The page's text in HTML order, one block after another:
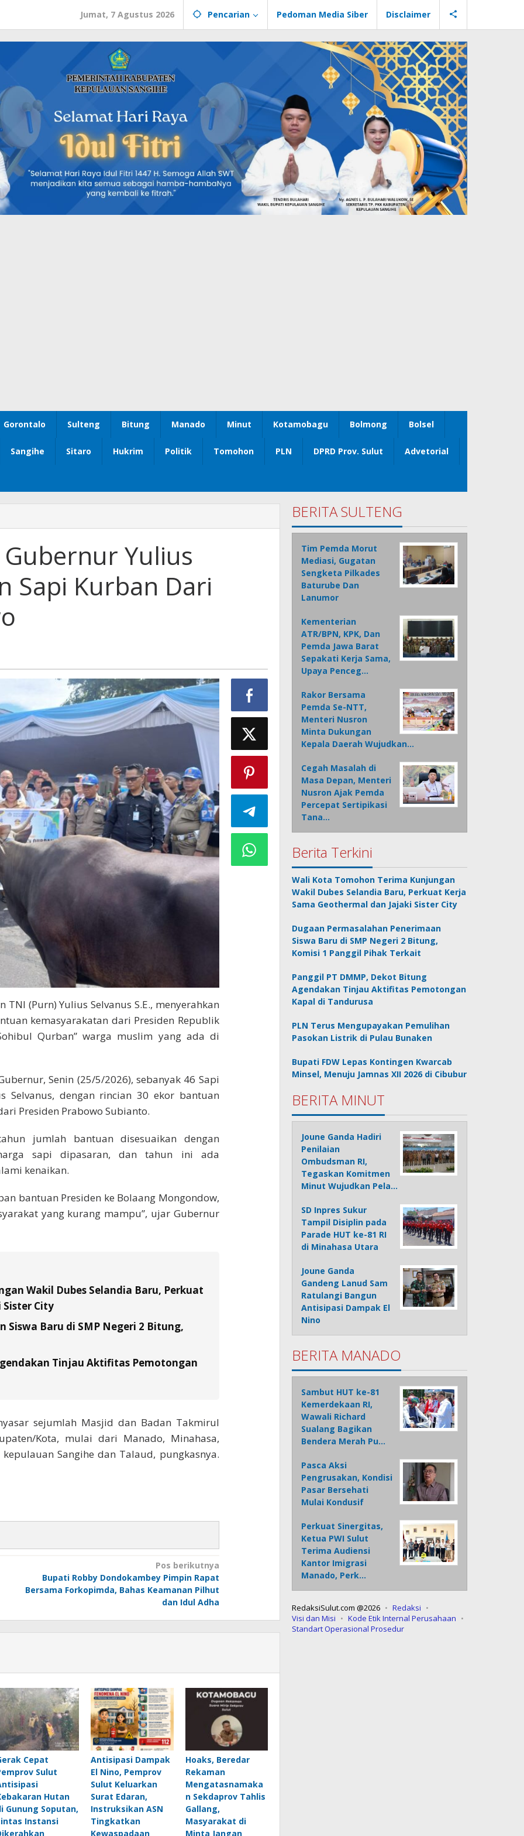
Jumat, 7 Agustus 2026 Pencarian Pedoman Media Siber Disclaimer
Gorontalo Sulteng Bitung Manado Minut Kotamobagu Bolmong Bolsel
Sangihe Sitaro Hukrim Politik Tomohon PLN DPRD Prov. Sulut Advetorial
Yulius
Sapi Kurban Dari
(Purn) Yulius Selvanus S.E., menyerahkan
kemasyarakatan dari Presiden Republik
Qurban” warga muslim yang ada di
Senin (25/5/2026), sebanyak 46 Sapi
Selvanus, dengan rincian 30 ekor bantuan
Presiden Prabowo Subianto.
jumlah bantuan disesuaikan dengan
sapi dipasaran, dan tahun ini ada
kenaikan.
bantuan Presiden ke Bolaang Mongondow,
yang kurang mampu”, ujar Gubernur
Wakil Dubes Selandia Baru, Perkuat
Sister City
Siswa Baru di SMP Negeri 2 Bitung,
Tinjau Aktifitas Pemotongan
sejumlah Masjid dan Badan Takmirul
Kota, mulai dari Manado, Minahasa,
Sangihe dan Talaud, pungkasnya.
Pos berikutnya
Bupati Robby Dondokambey Pimpin Rapat
Bersama Forkopimda, Bahas Keamanan Pilhut
dan Idul Adha
Cepat
Sulut
Hutan
Gunung Soputan,
Instansi
Antisipasi Dampak
El Nino, Pemprov
Sulut Keluarkan
Surat Edaran,
Instruksikan ASN
Tingkatkan
Kewaspadaan
Hoaks, Beredar
Rekaman
Mengatasnamaka
n Sekdaprov Tahlis
Gallang,
Masyarakat di
Minta Jangan
BERITA SULTENG
Tim Pemda Morut
Mediasi, Gugatan
Sengketa Pilkades
Baturube Dan
Lanumor
Kementerian
ATR/BPN, KPK, Dan
Pemda Jawa Barat
Sepakati Kerja Sama,
Upaya Penceg…
Rakor Bersama
Pemda Se-NTT,
Menteri Nusron
Minta Dukungan
Kepala Daerah Wujudkan…
Cegah Masalah di
Masa Depan, Menteri
Nusron Ajak Pemda
Percepat Sertipikasi
Tana…
Berita Terkini
Wali Kota Tomohon Terima Kunjungan
Wakil Dubes Selandia Baru, Perkuat Kerja
Sama Geothermal dan Jajaki Sister City
Dugaan Permasalahan Penerimaan
Siswa Baru di SMP Negeri 2 Bitung,
Komisi 1 Panggil Pihak Terkait
Panggil PT DMMP, Dekot Bitung
Agendakan Tinjau Aktifitas Pemotongan
Kapal di Tandurusa
PLN Terus Mengupayakan Pemulihan
Pasokan Listrik di Pulau Bunaken
Bupati FDW Lepas Kontingen Kwarcab
Minsel, Menuju Jamnas XII 2026 di Cibubur
BERITA MINUT
Joune Ganda Hadiri
Penilaian
Ombudsman RI,
Tegaskan Komitmen
Minut Wujudkan Pela…
SD Inpres Sukur
Tampil Disiplin pada
Parade HUT ke-81 RI
di Minahasa Utara
Joune Ganda
Gandeng Lanud Sam
Ratulangi Bangun
Antisipasi Dampak El
Nino
BERITA MANADO
Sambut HUT ke-81
Kemerdekaan RI,
Wawali Richard
Sualang Bagikan
Bendera Merah Pu…
Pasca Aksi
Pengrusakan, Kondisi
Pasar Bersehati
Mulai Kondusif
Perkuat Sinergitas,
Ketua PWI Sulut
Terima Audiensi
Kantor Imigrasi
Manado, Perk…
RedaksiSulut.com @2026
Redaksi
Visi dan Misi
Kode Etik Internal Perusahaan
Standart Operasional Prosedur